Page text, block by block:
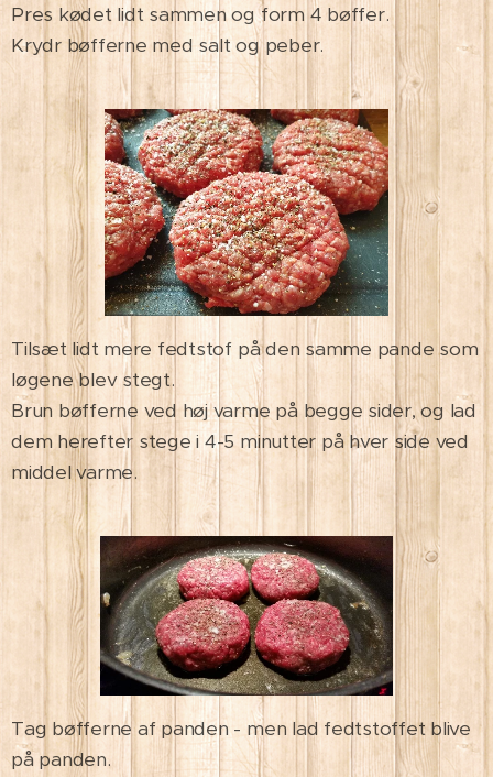
Pres kødet lidt sammen og form 4 bøffer.
Krydr bøfferne med salt og peber.
Tilsæt lidt mere fedtstof på den samme pande som
løgene blev stegt.
Brun bøfferne ved høj varme på begge sider, og lad
dem herefter stege i 4-5 minutter på hver side ved
middel varme.
Tag bøfferne af panden - men lad fedtstoffet blive
på panden.